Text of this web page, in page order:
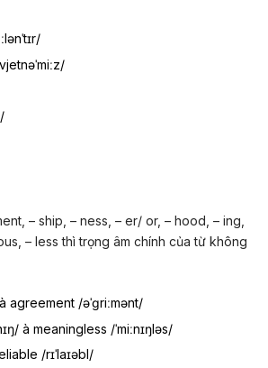
– ship, – ness, – er/ or, – hood, – ing,
– less thì trọng âm chính của từ không
agreement /əˈɡriːmənt/
à meaningless /ˈmiːnɪŋləs/
/rɪˈlaɪəbl/